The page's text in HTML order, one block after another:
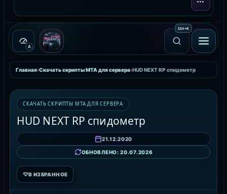
ЕЩЁ
Ctrl+K
A
Главная›Скачать скрипты MTA для сервера›HUD NEXT RP спидометр
СКАЧАТЬ СКРИПТЫ MTA ДЛЯ СЕРВЕРА
HUD NEXT RP спидометр
21.12.2020
ОБНОВЛЕНО: 20.07.2026
♡В ИЗБРАННОЕ